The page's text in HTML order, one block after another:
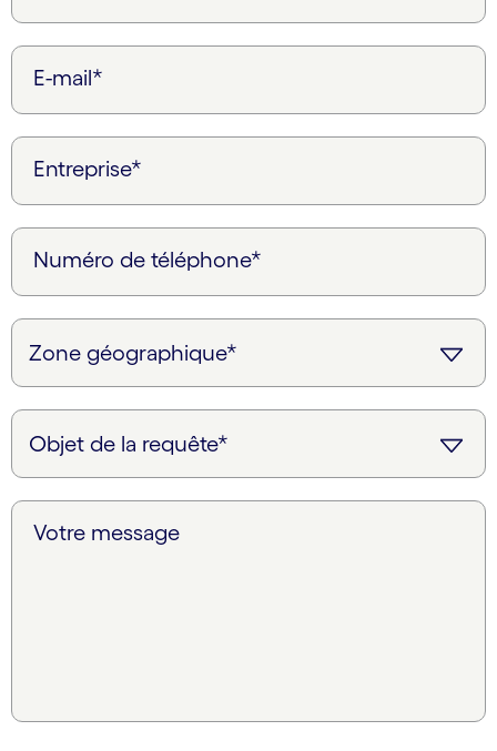
E-mail*
Entreprise*
Numéro de téléphone*
Votre message